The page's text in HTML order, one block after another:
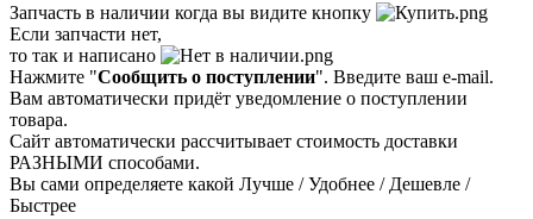
Запчасть в наличии когда вы видите кнопку
Если запчасти нет,
то так и написано
Нажмите "Сообщить о поступлении". Введите ваш e-mail.
Вам автоматически придёт уведомление о поступлении
товара.
Сайт автоматически рассчитывает стоимость доставки
РАЗНЫМИ способами.
Вы сами определяете какой Лучше / Удобнее / Дешевле /
Быстрее